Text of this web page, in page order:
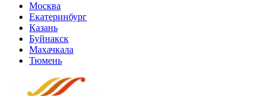
Москва
Екатеринбург
Казань
Буйнакск
Махачкала
Тюмень